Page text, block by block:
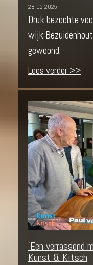
28-02-2025
Druk bezochte
wijk
gewoond.
Lees verder >>
'Een verrassend
Kunst & Kitsch